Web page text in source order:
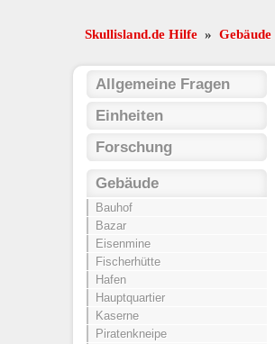
Skullisland.de Hilfe » Gebäude
Allgemeine Fragen
Einheiten
Forschung
Gebäude
Bauhof
Bazar
Eisenmine
Fischerhütte
Hafen
Hauptquartier
Kaserne
Piratenkneipe